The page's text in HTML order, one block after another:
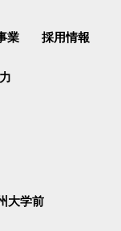
業 採用情報
大学前